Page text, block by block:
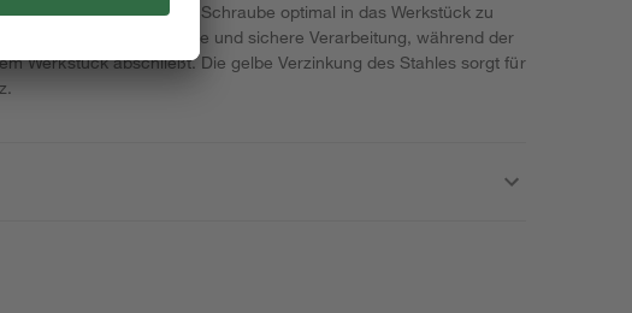
einen Torx-Bit, um die Schraube optimal in das Werkstück zu
ermöglicht eine einfache und sichere Verarbeitung, während der
Werkstück abschließt. Die gelbe Verzinkung des Stahles sorgt für